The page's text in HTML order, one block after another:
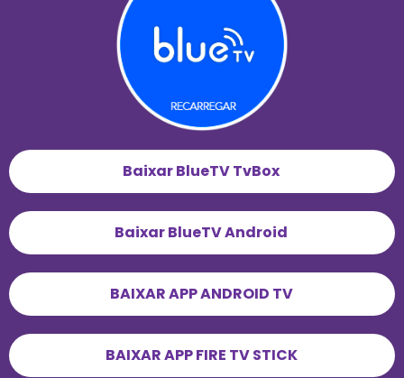
Baixar BlueTV TvBox
Baixar BlueTV Android
BAIXAR APP ANDROID TV
BAIXAR APP FIRE TV STICK